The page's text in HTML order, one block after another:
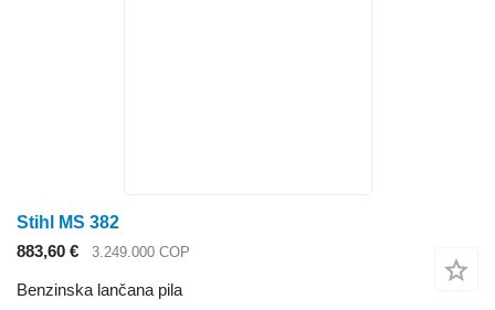
Stihl MS 382
883,60 €
3.249.000 COP
Benzinska lančana pila